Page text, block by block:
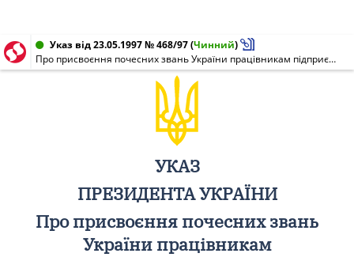
Указ від 23.05.1997 № 468/97(Чинний)
Про присвоєння почесних звань України працівникам підприємств, установ, організацій міста Києва
УКАЗ
ПРЕЗИДЕНТА УКРАЇНИ
Про присвоєння почесних звань
України працівникам